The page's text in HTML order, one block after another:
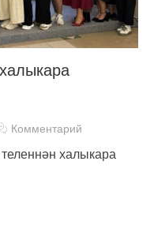
Комментарий
халыкара